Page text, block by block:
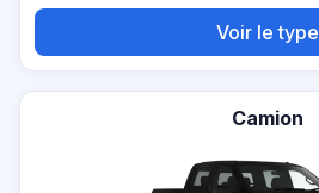
Voir le type
Camion